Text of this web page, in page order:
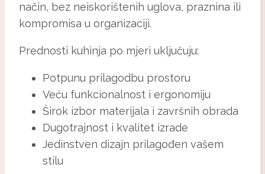
način, bez neiskorištenih uglova, praznina ili
kompromisa u organizaciji.
Prednosti kuhinja po mjeri uključuju:
Potpunu prilagodbu prostoru
Veću funkcionalnost i ergonomiju
Širok izbor materijala i završnih obrada
Dugotrajnost i kvalitet izrade
Jedinstven dizajn prilagođen vašem
stilu